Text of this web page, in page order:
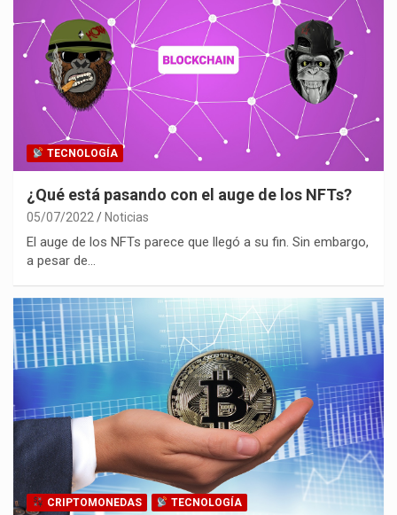
TECNOLOGÍA
¿Qué está pasando con el auge de los NFTs?
05/07/2022 Noticias
El auge de los NFTs parece que llegó a su fin. Sin embargo,
a pesar de…
CRIPTOMONEDAS TECNOLOGÍA